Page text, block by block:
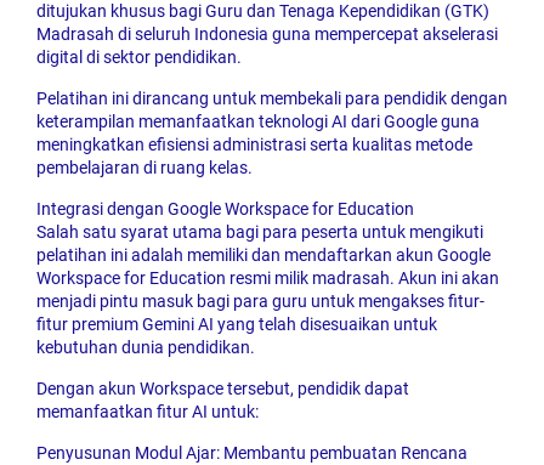
ditujukan khusus bagi Guru dan Tenaga Kependidikan (GTK)
Madrasah di seluruh Indonesia guna mempercepat akselerasi
digital di sektor pendidikan.
Pelatihan ini dirancang untuk membekali para pendidik dengan
keterampilan memanfaatkan teknologi AI dari Google guna
meningkatkan efisiensi administrasi serta kualitas metode
pembelajaran di ruang kelas.
Integrasi dengan Google Workspace for Education
Salah satu syarat utama bagi para peserta untuk mengikuti
pelatihan ini adalah memiliki dan mendaftarkan akun Google
Workspace for Education resmi milik madrasah. Akun ini akan
menjadi pintu masuk bagi para guru untuk mengakses fitur-
fitur premium Gemini AI yang telah disesuaikan untuk
kebutuhan dunia pendidikan.
Dengan akun Workspace tersebut, pendidik dapat
memanfaatkan fitur AI untuk:
Penyusunan Modul Ajar: Membantu pembuatan Rencana